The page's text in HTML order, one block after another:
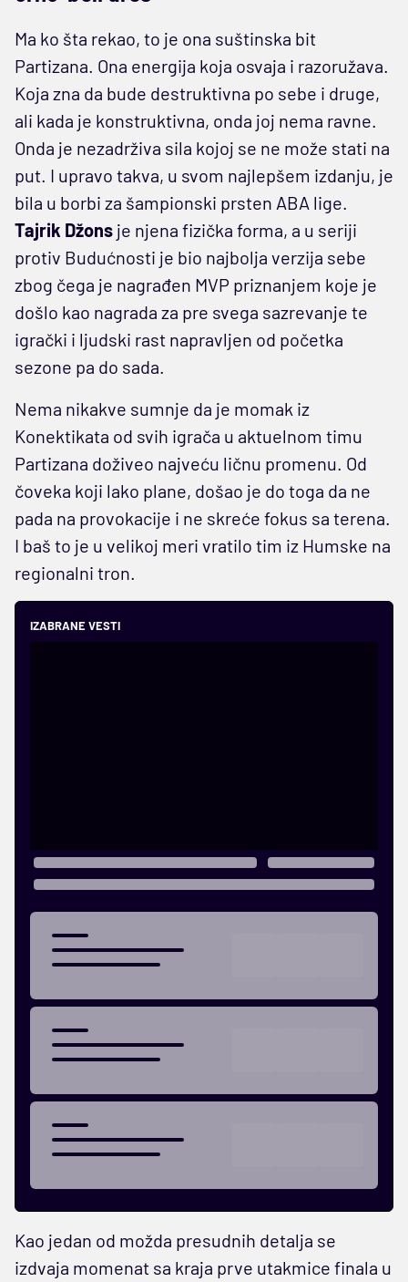
Ma ko šta rekao, to je ona suštinska bit
Partizana. Ona energija koja osvaja i razoružava.
Koja zna da bude destruktivna po sebe i druge,
ali kada je konstruktivna, onda joj nema ravne.
Onda je nezadrživa sila kojoj se ne može stati na
put. I upravo takva, u svom najlepšem izdanju, je
bila u borbi za šampionski prsten ABA lige.
Tajrik Džons je njena fizička forma, a u seriji
protiv Budućnosti je bio najbolja verzija sebe
zbog čega je nagrađen MVP priznanjem koje je
došlo kao nagrada za pre svega sazrevanje te
igrački i ljudski rast napravljen od početka
sezone pa do sada.
Nema nikakve sumnje da je momak iz
Konektikata od svih igrača u aktuelnom timu
Partizana doživeo najveću ličnu promenu. Od
čoveka koji lako plane, došao je do toga da ne
pada na provokacije i ne skreće fokus sa terena.
I baš to je u velikoj meri vratilo tim iz Humske na
regionalni tron.
IZABRANE VESTI
Kao jedan od možda presudnih detalja se
izdvaja momenat sa kraja prve utakmice finala u